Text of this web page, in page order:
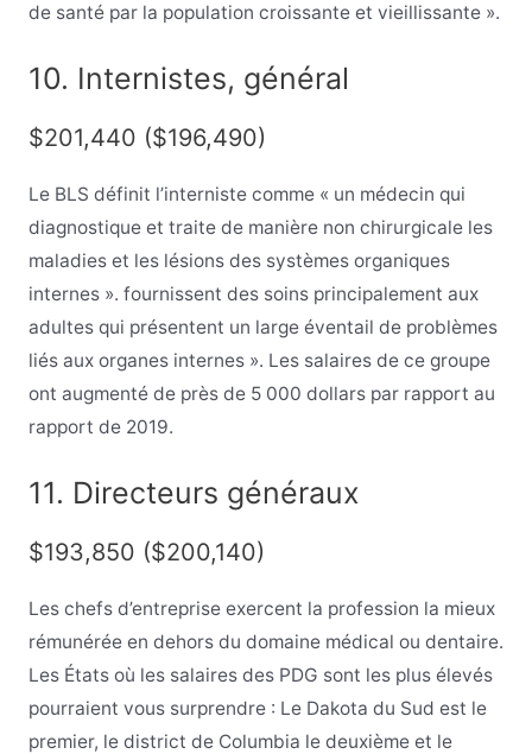
de santé par la population croissante et vieillissante ».
10. Internistes, général
$201,440 ($196,490)
Le BLS définit l’interniste comme « un médecin qui
diagnostique et traite de manière non chirurgicale les
maladies et les lésions des systèmes organiques
internes ». fournissent des soins principalement aux
adultes qui présentent un large éventail de problèmes
liés aux organes internes ». Les salaires de ce groupe
ont augmenté de près de 5 000 dollars par rapport au
rapport de 2019.
11. Directeurs généraux
$193,850 ($200,140)
Les chefs d’entreprise exercent la profession la mieux
rémunérée en dehors du domaine médical ou dentaire.
Les États où les salaires des PDG sont les plus élevés
pourraient vous surprendre : Le Dakota du Sud est le
premier, le district de Columbia le deuxième et le